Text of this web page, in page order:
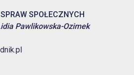
SPOŁECZNYCH
Pawlikowska-Ozimek